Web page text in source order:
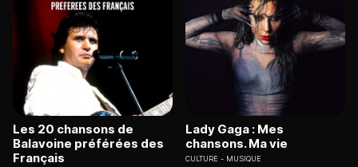
Les 20 chansons de
Balavoine préférées des
Français
Lady Gaga : Mes
chansons. Ma vie
CULTURE MUSIQUE